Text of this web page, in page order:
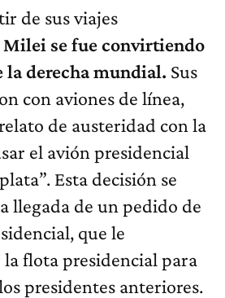
de sus viajes
Milei se fue convirtiendo
la derecha mundial. Sus
con aviones de línea,
de austeridad con la
el avión presidencial
Esta decisión se
llegada de un pedido de
que le
flota presidencial para
presidentes anteriores.